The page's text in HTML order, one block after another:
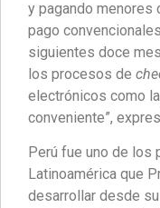
y pagando
pago
siguientes doce
los procesos de
electrónicos como
conveniente”,
Perú fue uno de los
Latinoamérica que
desarrollar desde